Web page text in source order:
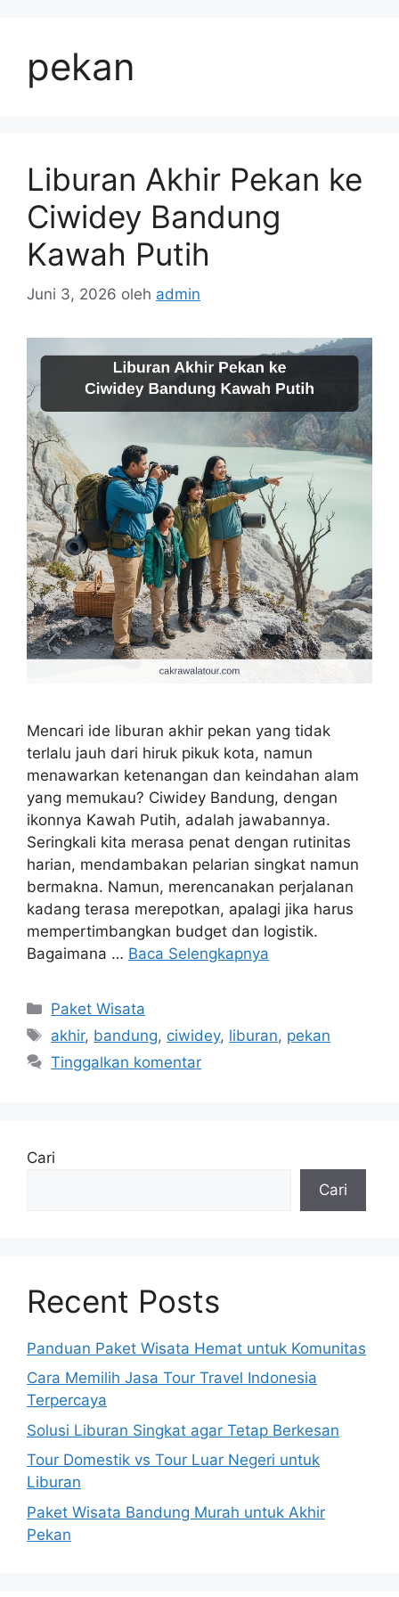
pekan
Liburan Akhir Pekan ke
Ciwidey Bandung
Kawah Putih
Juni 3, 2026 oleh admin
Mencari ide liburan akhir pekan yang tidak
terlalu jauh dari hiruk pikuk kota, namun
menawarkan ketenangan dan keindahan alam
yang memukau? Ciwidey Bandung, dengan
ikonnya Kawah Putih, adalah jawabannya.
Seringkali kita merasa penat dengan rutinitas
harian, mendambakan pelarian singkat namun
bermakna. Namun, merencanakan perjalanan
kadang terasa merepotkan, apalagi jika harus
mempertimbangkan budget dan logistik.
Bagaimana … Baca Selengkapnya
Kategori
Paket Wisata
Tag
akhir, bandung, ciwidey, liburan, pekan
Tinggalkan komentar
Cari
Cari
Recent Posts
Panduan Paket Wisata Hemat untuk Komunitas
Cara Memilih Jasa Tour Travel Indonesia
Terpercaya
Solusi Liburan Singkat agar Tetap Berkesan
Tour Domestik vs Tour Luar Negeri untuk
Liburan
Paket Wisata Bandung Murah untuk Akhir
Pekan